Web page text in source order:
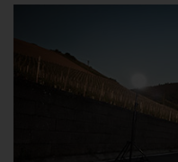
uns
nicht
mehr.